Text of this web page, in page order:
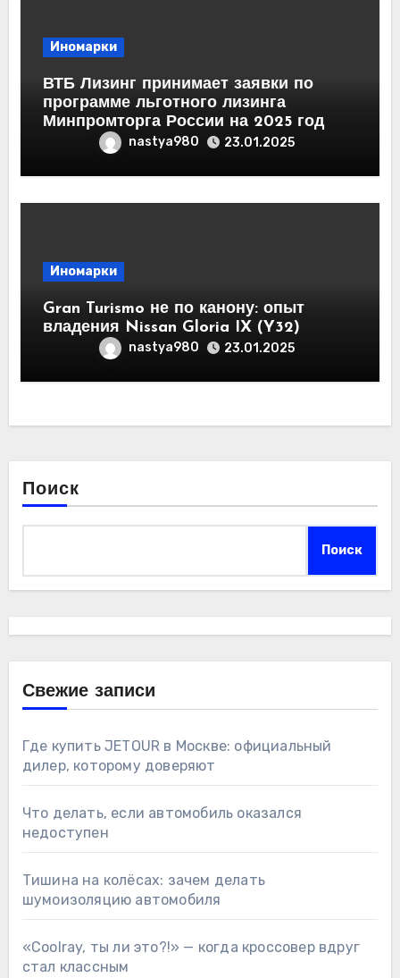
Иномарки
ВТБ Лизинг принимает заявки по
программе льготного лизинга
Минпромторга России на 2025 год
nastya980 23.01.2025
Иномарки
Gran Turismo не по канону: опыт
владения Nissan Gloria IX (Y32)
nastya980 23.01.2025
Поиск
Поиск
Свежие записи
Где купить JETOUR в Москве: официальный
дилер, которому доверяют
Что делать, если автомобиль оказался
недоступен
Тишина на колёсах: зачем делать
шумоизоляцию автомобиля
«Coolray, ты ли это?!» — когда кроссовер вдруг
стал классным